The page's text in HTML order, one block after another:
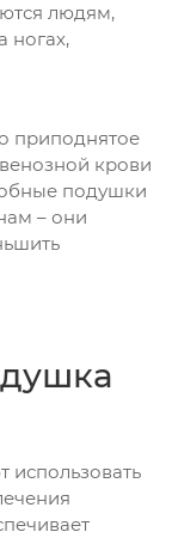
людям,
ногах,
приподнятое
крови
подушки
– они